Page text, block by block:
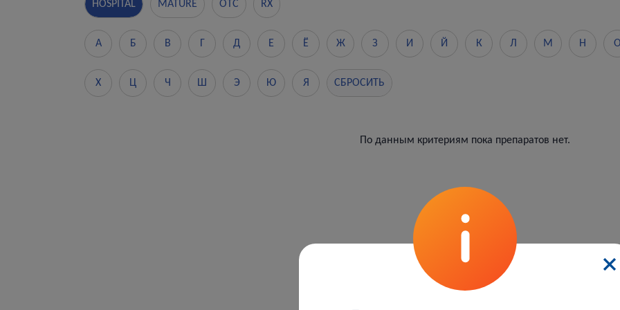
HOSPITAL MATURE OTC RX
А Б В Д Е Ё Ж З И Й К Л М Н О
Х Ц Ч Ш Э Ю Я СБРОСИТЬ
По данным критериям пока препаратов нет.
1